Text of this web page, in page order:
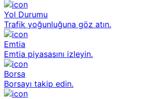
Yol Durumu
Trafik yoğunluğuna göz atın.
Emtia
Emtia piyasasını izleyin.
Borsa
Borsayı takip edin.